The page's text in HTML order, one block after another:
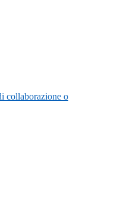
collaborazione o